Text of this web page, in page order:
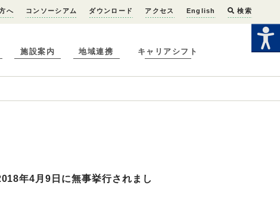
へ コンソーシアム ダウンロード アクセス English 検索
施設案内 地域連携 キャリアシフト
年4月9日に無事挙行されまし